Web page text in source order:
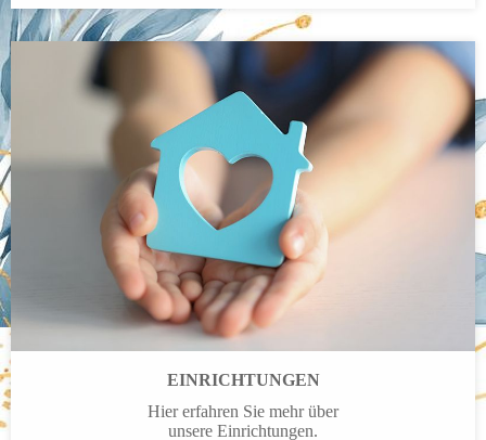
EINRICHTUNGEN
Hier erfahren Sie mehr über
unsere Einrichtungen.